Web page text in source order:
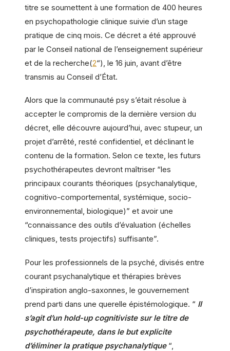
titre se soumettent à une formation de 400 heures
en psychopathologie clinique suivie d’un stage
pratique de cinq mois. Ce décret a été approuvé
par le Conseil national de l’enseignement supérieur
et de la recherche(2“), le 16 juin, avant d’être
transmis au Conseil d’État.
Alors que la communauté psy s’était résolue à
accepter le compromis de la dernière version du
décret, elle découvre aujourd’hui, avec stupeur, un
projet d’arrêté, resté confidentiel, et déclinant le
contenu de la formation. Selon ce texte, les futurs
psychothérapeutes devront maîtriser “les
principaux courants théoriques (psychanalytique,
cognitivo-comportemental, systémique, socio-
environnemental, biologique)” et avoir une
“connaissance des outils d’évaluation (échelles
cliniques, tests projectifs) suffisante”.
Pour les professionnels de la psyché, divisés entre
courant psychanalytique et thérapies brèves
d’inspiration anglo-saxonnes, le gouvernement
prend parti dans une querelle épistémologique. “ Il
s’agit d’un hold-up cognitiviste sur le titre de
psychothérapeute, dans le but explicite
d’éliminer la pratique psychanalytique “,